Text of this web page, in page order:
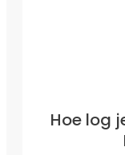
Hoe log